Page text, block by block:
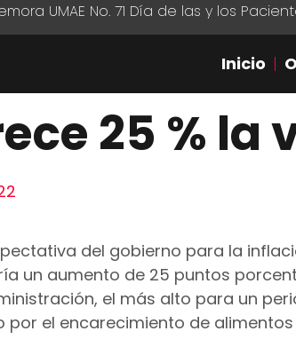
UMAE No. 71 Día de las y los
Inicio
25 % la
del gobierno para la
un aumento de 25 puntos
el más alto para un
por el encarecimiento de